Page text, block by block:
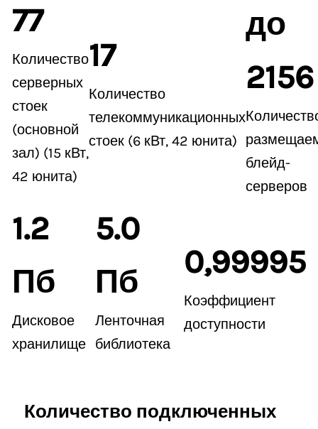
77
Количество
серверных
стоек
(основной
зал) (15 кВт,
42 юнита)
17
Количество
телекоммуникационных
стоек (6 кВт, 42 юнита)
до
2156
блейд-
серверов
1.2
Пб
Дисковое
хранилище
5.0
Пб
Ленточная
библиотека
0,99995
Коэффициент
доступности
Количество подключенных